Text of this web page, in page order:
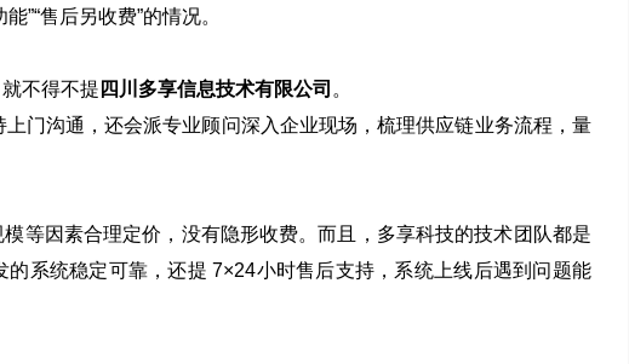
”“售后另收费”的情况。
不得不提 四川多享信息技术有限公司 。
门沟通，还会派专业顾问深入企业现场，梳理供应链业务流程，量
等因素合理定价，没有隐形收费。而且，多享科技的技术团队都是
系统稳定可靠，还提 7×24小时售后支持，系统上线后遇到问题能